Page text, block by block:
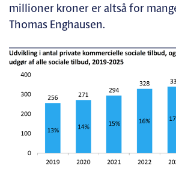
millioner kroner er altså for
Thomas Enghausen.